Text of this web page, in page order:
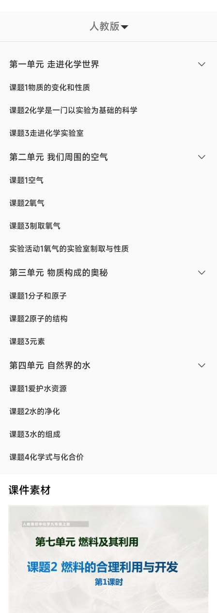
人教版
第一单元 走进化学世界
课题1物质的变化和性质
课题2化学是一门以实验为基础的科学
课题3走进化学实验室
第二单元 我们周围的空气
课题1空气
课题2氧气
课题3制取氧气
实验活动1氧气的实验室制取与性质
第三单元 物质构成的奥秘
课题1分子和原子
课题2原子的结构
课题3元素
第四单元 自然界的水
课题1爱护水资源
课题2水的净化
课题3水的组成
课题4化学式与化合价
课题1质量守恒定律
课题2如何正确书写化学方程式
课题3利用化学方程式的简单计算
第六单元 碳和碳的氧化物
课件素材